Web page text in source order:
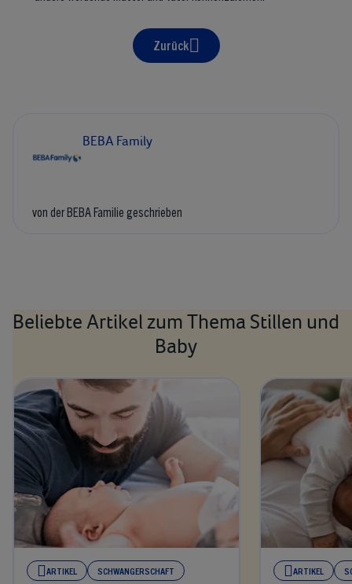
Zurück
BEBA Family
von der BEBA Familie geschrieben
Beliebte Artikel zum Thema Stillen und
Baby
ARTIKEL SCHWANGERSCHAFT ARTIKEL